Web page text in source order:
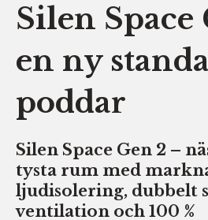
Silen Space
en ny
poddar
Silen Space Gen 2 –
tysta rum med
ljudisolering, dubbelt
ventilation och 100 %